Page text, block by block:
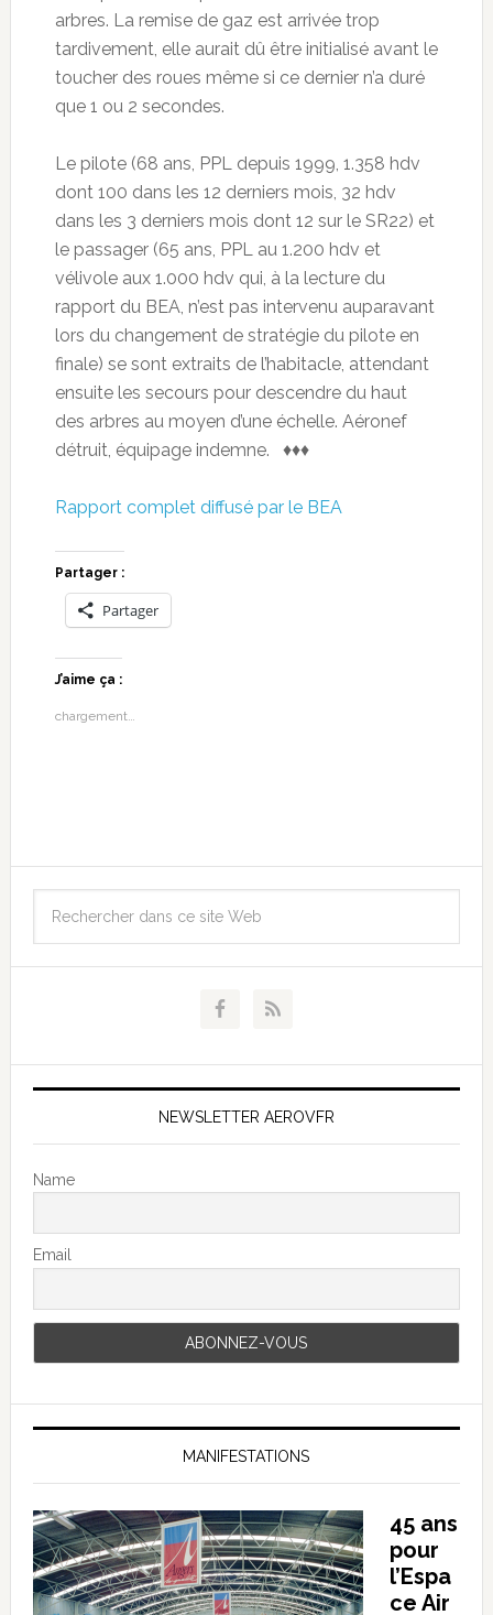
arbres. La remise de gaz est arrivée trop
tardivement, elle aurait dû être initialisé avant le
toucher des roues même si ce dernier n’a duré
que 1 ou 2 secondes.
Le pilote (68 ans, PPL depuis 1999, 1.358 hdv
dont 100 dans les 12 derniers mois, 32 hdv
dans les 3 derniers mois dont 12 sur le SR22) et
le passager (65 ans, PPL au 1.200 hdv et
vélivole aux 1.000 hdv qui, à la lecture du
rapport du BEA, n’est pas intervenu auparavant
lors du changement de stratégie du pilote en
finale) se sont extraits de l’habitacle, attendant
ensuite les secours pour descendre du haut
des arbres au moyen d’une échelle. Aéronef
détruit, équipage indemne. ♦♦♦
Rapport complet diffusé par le BEA
Partager :
Partager
J’aime ça :
chargement…
NEWSLETTER AEROVFR
Name
Email
MANIFESTATIONS
45 ans
pour
l’Espa
ce Air